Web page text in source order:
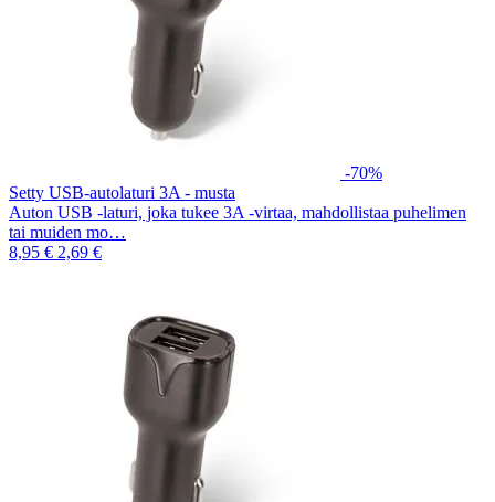
-70%
Setty USB-autolaturi 3A - musta
Auton USB -laturi, joka tukee 3A -virtaa, mahdollistaa puhelimen
tai muiden mo…
8,95 € 2,69 €